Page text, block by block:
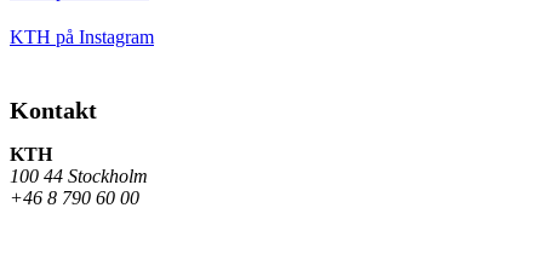
KTH på Instagram
Kontakt
KTH
100 44 Stockholm
+46 8 790 60 00